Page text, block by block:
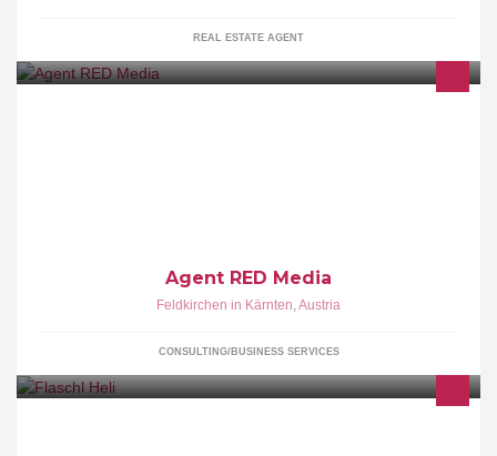
REAL ESTATE AGENT
Agent RED Media
Feldkirchen in Kärnten,Austria
CONSULTING/BUSINESS SERVICES